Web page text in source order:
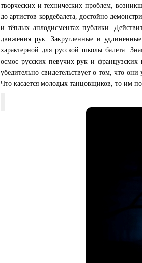
творческих и технических проблем,
до артистов кордебалета, достойно
и тёплых аплодисментах публики.
движения рук. Закругленные и
характерной для русской школы балета.
осмос русских певучих рук и французских
убедительно свидетельствует о том, что
Что касается молодых танцовщиков, то им